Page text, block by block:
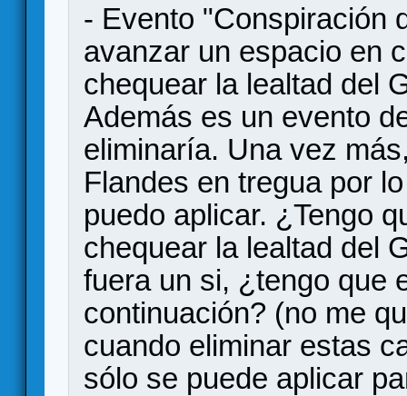
- Evento "Conspiración
avanzar un espacio en
chequear la lealtad del
Además es un evento
eliminaría. Una vez
Flandes en tregua por
puedo aplicar. ¿Tengo
chequear la lealtad del
fuera un si, ¿tengo que
continuación? (no me
cuando eliminar estas
sólo se puede aplicar